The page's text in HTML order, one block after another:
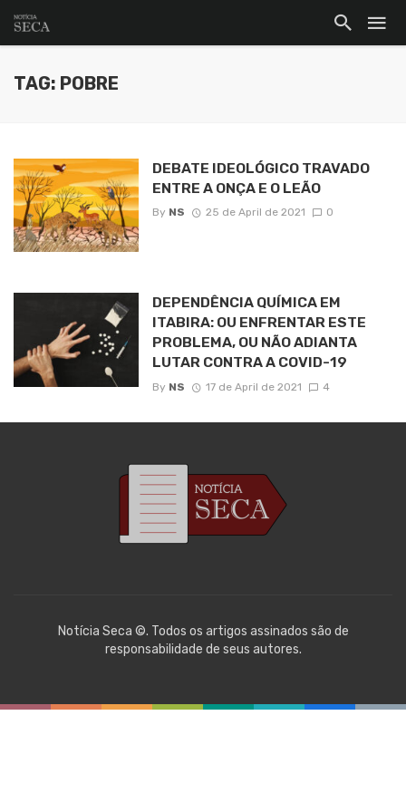
TAG: POBRE
DEBATE IDEOLÓGICO TRAVADO
ENTRE A ONÇA E O LEÃO
By NS 25 de April de 2021 0
DEPENDÊNCIA QUÍMICA EM
ITABIRA: OU ENFRENTAR ESTE
PROBLEMA, OU NÃO ADIANTA
LUTAR CONTRA A COVID-19
By NS 17 de April de 2021 4
Notícia Seca ©. Todos os artigos assinados são de
responsabilidade de seus autores.